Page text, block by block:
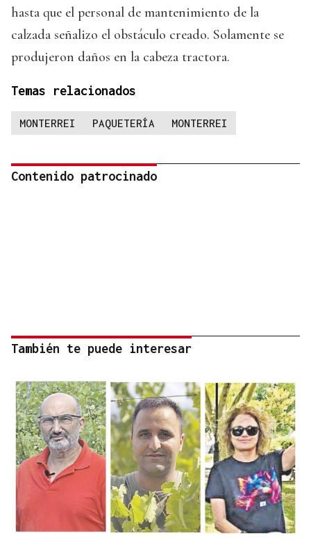
hasta que el personal de mantenimiento de la
calzada señalizo el obstáculo creado. Solamente se
produjeron daños en la cabeza tractora.
Temas relacionados
MONTERREI PAQUETERÍA MONTERREI
Contenido patrocinado
También te puede interesar